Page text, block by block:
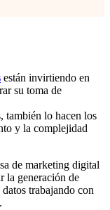
están invirtiendo en
su toma de
también lo hacen los
y la complejidad
de marketing digital
la generación de
trabajando con